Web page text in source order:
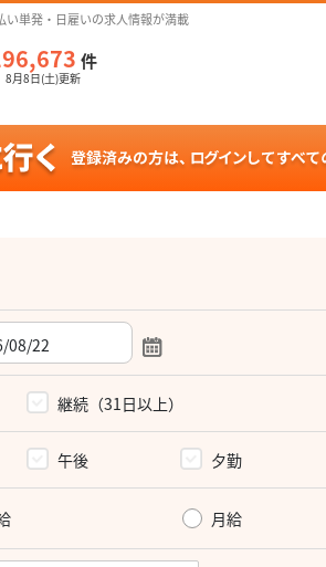
単発・日雇いの求人情報が満載
件
8月8日(土)更新
継続（31日以上）
午後 夕勤
月給